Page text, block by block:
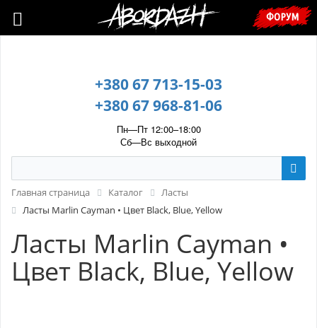
🇺🇦 У зв’язку з воєнним станом, прохання уточнювати ціну та
наявність у менеджера. 🇺🇦
+380 67 713-15-03
+380 67 968-81-06
Пн—Пт 12:00–18:00
Сб—Вс выходной
ФОРУМ
Главная страница Каталог
Ласты
Ласты Marlin Cayman • Цвет Black, Blue, Yellow
Ласты Marlin Cayman •
Цвет Black, Blue, Yellow